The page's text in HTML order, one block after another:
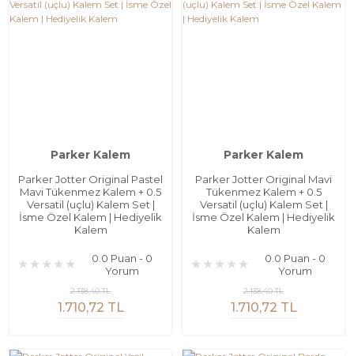
Parker Kalem
Parker Jotter Original Pastel
Mavi Tükenmez Kalem + 0.5
Versatil (uçlu) Kalem Set |
İsme Özel Kalem | Hediyelik
Kalem
0.0 Puan - 0
Yorum
1.710,72 TL
2.138,40 TL
Parker Kalem
Parker Jotter Original Mavi
Tükenmez Kalem + 0.5
Versatil (uçlu) Kalem Set |
İsme Özel Kalem | Hediyelik
Kalem
0.0 Puan - 0
Yorum
1.710,72 TL
2.138,40 TL